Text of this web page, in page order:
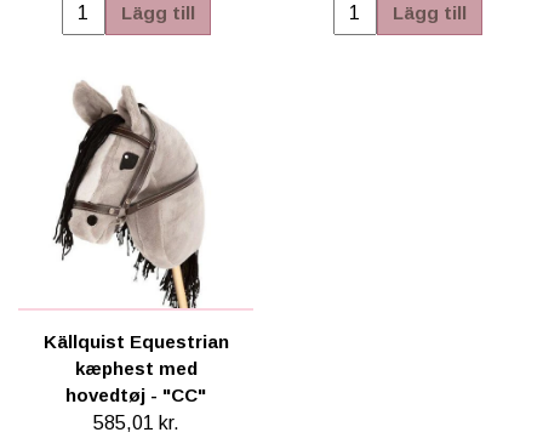
Lägg till Lägg till
Källquist Equestrian
kæphest med
hovedtøj - "CC"
585,01 kr.